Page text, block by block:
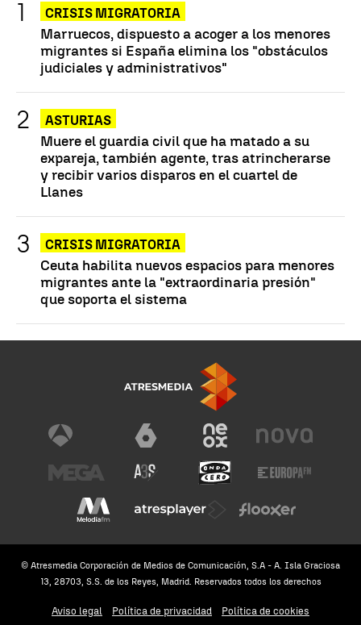
CRISIS MIGRATORIA
Marruecos, dispuesto a acoger a los menores
migrantes si España elimina los "obstáculos
judiciales y administrativos"
ASTURIAS
Muere el guardia civil que ha matado a su
expareja, también agente, tras atrincherarse
y recibir varios disparos en el cuartel de
Llanes
CRISIS MIGRATORIA
Ceuta habilita nuevos espacios para menores
migrantes ante la "extraordinaria presión"
que soporta el sistema
© Atresmedia Corporación de Medios de Comunicación, S.A - A. Isla Graciosa
13, 28703, S.S. de los Reyes, Madrid. Reservados todos los derechos
Aviso legal Política de privacidad Política de cookies